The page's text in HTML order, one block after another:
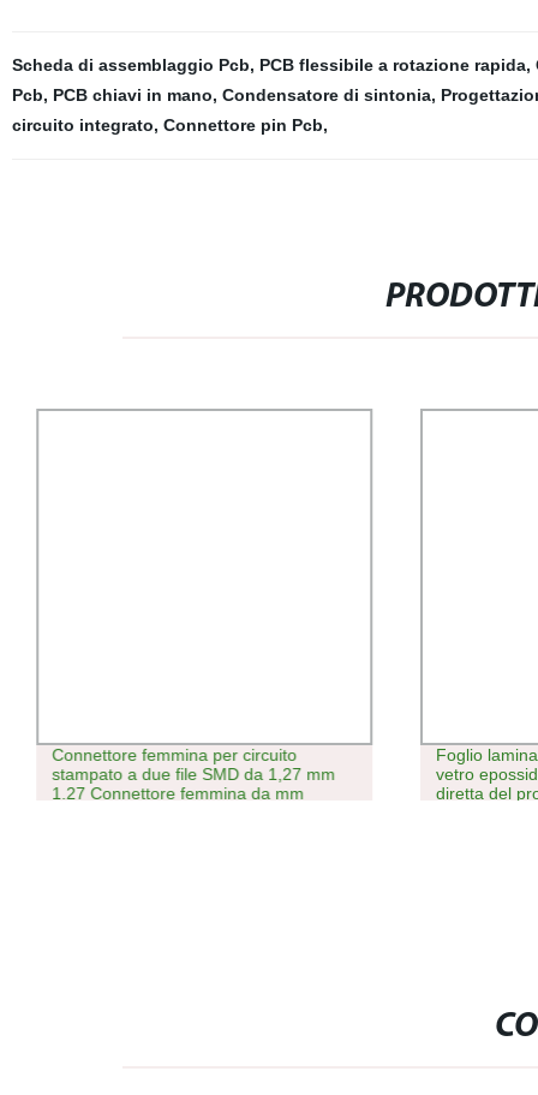
Scheda di assemblaggio Pcb, PCB flessibile a rotazione rapida,
Pcb, PCB chiavi in ​​mano, Condensatore di sintonia,
circuito integrato, Connettore pin Pcb,
Connettore femmina per circuito
stampato a due file SMD da 1,27 mm
1.27 Connettore femmina da mm
Foglio
vetro
diretta del